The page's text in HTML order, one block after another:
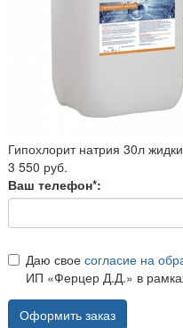
Гипохлорит натрия 30л
3 550 руб.
Ваш телефон*:
Даю свое согласие на
ИП «Ферцер Д.Д.» в
Оформить заказ